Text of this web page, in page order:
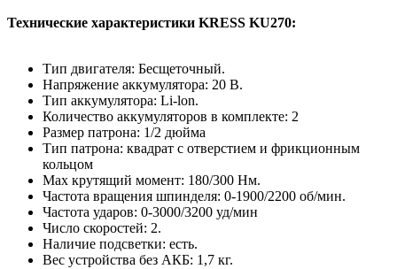
Технические характеристики KRESS KU270:
Тип двигателя: Бесщеточный.
Напряжение аккумулятора: 20 В.
Тип аккумулятора: Li-lon.
Количество аккумуляторов в комплекте: 2
Размер патрона: 1/2 дюйма
Тип патрона: квадрат с отверстием и фрикционным
кольцом
Max крутящий момент: 180/300 Нм.
Частота вращения шпинделя: 0-1900/2200 об/мин.
Частота ударов: 0-3000/3200 уд/мин
Число скоростей: 2.
Наличие подсветки: есть.
Вес устройства без АКБ: 1,7 кг.